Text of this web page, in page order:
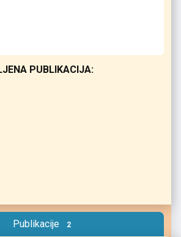
PUBLIKACIJA:
Publikacije 2